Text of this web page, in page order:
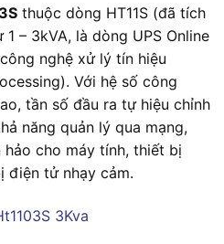
thuộc dòng HT11S (đã tích
– 3kVA, là dòng UPS Online
nghệ xử lý tín hiệu
Với hệ số công
tần số đầu ra tự hiệu chỉnh
năng quản lý qua mạng,
hảo cho máy tính, thiết bị
điện tử nhạy cảm.